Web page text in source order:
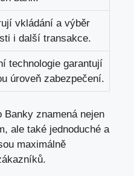
vkládání a výběr
i další transakce.
technologie garantují
úroveň​ zabezpečení.
znamená nejen
ale také jednoduché a
​maximálně